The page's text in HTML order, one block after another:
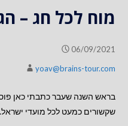
מוח לכל חג –
06/09/2021
yoav@brains-tour.com
בראש השנה שעבר כתבתי כאן
שקשורים כמעט לכל מועדי